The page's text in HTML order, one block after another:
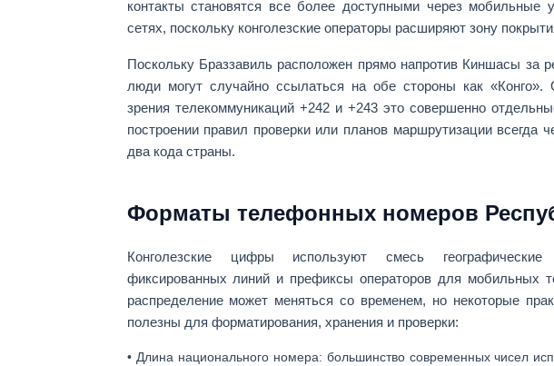
контакты становятся все более доступными через мобильные
сетях, поскольку конголезские операторы расширяют зону
Поскольку Браззавиль расположен прямо напротив Киншасы за
люди могут случайно ссылаться на обе стороны как «Конго».
зрения телекоммуникаций +242и +243это совершенно
построении правил проверки или планов маршрутизации всегда
два кода страны.
Форматы телефонных номеров
Конголезские цифры используют смесь
фиксированных линий и префиксы операторов для мобильных
распределение может меняться со временем, но некоторые
полезны для форматирования, хранения и проверки:
• Длина национального номера: большинство современных чисел